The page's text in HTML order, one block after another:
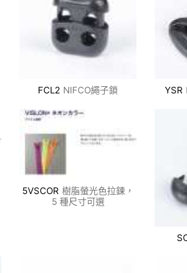
FCL2 NIFCO繩子鎖 YSR
5VSCOR 樹脂螢光色拉鍊，
5 種尺寸可選